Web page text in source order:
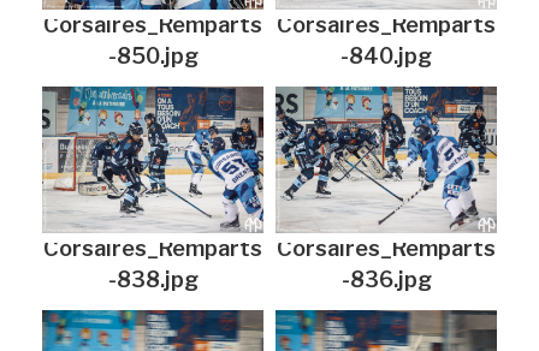
Corsaires_Remparts
-850.jpg
Corsaires_Remparts
-840.jpg
Corsaires_Remparts
-838.jpg
Corsaires_Remparts
-836.jpg